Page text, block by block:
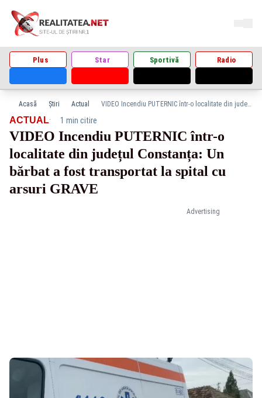
Plus Star Sportivă Radio
Acasă Știri Actual VIDEO Incendiu PUTERNIC într-o localitate din județul Constanța: Un bărbat a fost transportat la spital cu arsuri GRAVE
Advertising
ACTUAL· 1 min citire
VIDEO Incendiu PUTERNIC într-o
localitate din județul Constanța: Un
bărbat a fost transportat la spital cu
arsuri GRAVE